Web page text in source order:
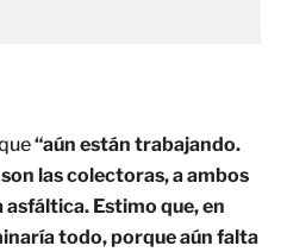
“aún están trabajando.
las colectoras, a ambos
asfáltica. Estimo que, en
todo, porque aún falta